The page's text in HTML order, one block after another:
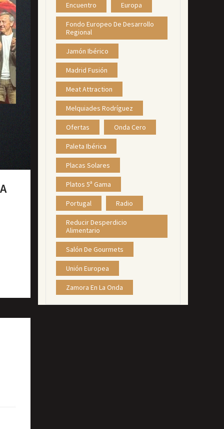
Encuentro Europa
Fondo Europeo De Desarrollo
Regional
Jamón Ibérico
Madrid Fusión
Meat Attraction
Melquiades Rodríguez
Ofertas Onda Cero
Paleta Ibérica
Placas Solares
Platos 5ª Gama
Portugal Radio
Reducir Desperdicio
Alimentario
Salón De Gourmets
Unión Europea
Zamora En La Onda